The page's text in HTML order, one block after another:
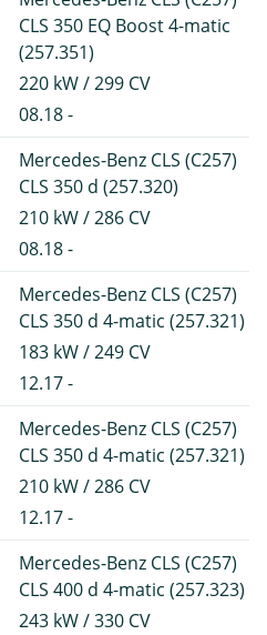
CLS 350 EQ Boost 4-matic
(257.351)
220 kW / 299 CV
08.18 -
Mercedes-Benz CLS (C257)
CLS 350 d (257.320)
210 kW / 286 CV
08.18 -
Mercedes-Benz CLS (C257)
CLS 350 d 4-matic (257.321)
183 kW / 249 CV
12.17 -
Mercedes-Benz CLS (C257)
CLS 350 d 4-matic (257.321)
210 kW / 286 CV
12.17 -
Mercedes-Benz CLS (C257)
CLS 400 d 4-matic (257.323)
243 kW / 330 CV